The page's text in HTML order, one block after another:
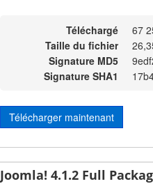
Téléchargé
67
Taille du fichier
Signature MD5
Signature SHA1
Télécharger maintenant
Joomla! 4.1.2 Full